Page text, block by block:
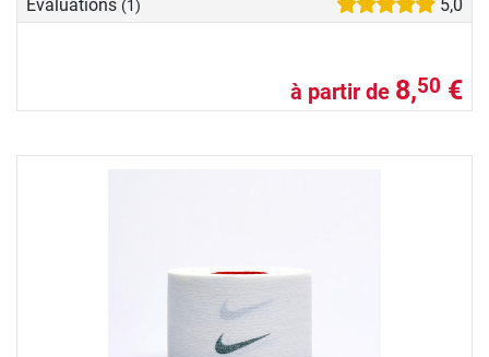
Evaluations (1) 5,0
à partir de 8,50 €